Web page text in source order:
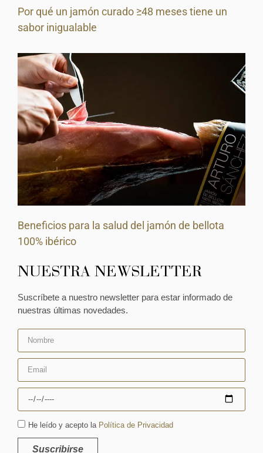
Por qué un jamón curado ≥48 meses tiene un
sabor inigualable
Beneficios para la salud del jamón de bellota
100% ibérico
NUESTRA NEWSLETTER
Suscríbete a nuestro newsletter para estar informado de
nuestras últimas novedades.
He leído y acepto la Política de Privacidad
Suscribirse